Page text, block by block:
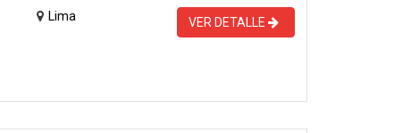
Lima VER DETALLE